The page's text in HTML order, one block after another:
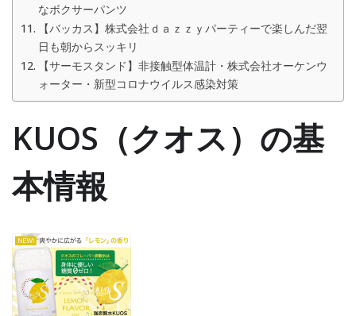
なボクサーパンツ
【バッカス】株式会社ｄａｚｚｙパーティーで楽しんだ翌
日も朝からスッキリ
【サーモスタンド】非接触型体温計・株式会社オーケンウ
ォーター・新型コロナウイルス感染対策
KUOS（クオス）の基
本情報